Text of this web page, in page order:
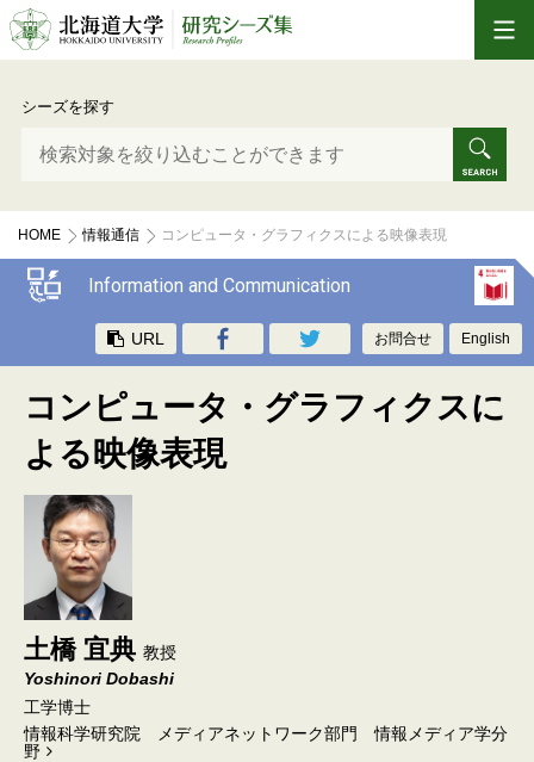
シーズを探す
HOME 情報通信 コンピュータ・グラフィクスによる映像表現
Information and Communication
URL お問合せ English
コンピュータ・グラフィクスに
よる映像表現
土橋 宜典 教授
Yoshinori Dobashi
工学博士
情報科学研究院 メディアネットワーク部門 情報メディア学分
野